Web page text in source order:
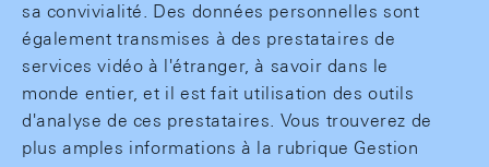
sa convivialité. Des données personnelles sont
également transmises à des prestataires de
services vidéo à l'étranger, à savoir dans le
monde entier, et il est fait utilisation des outils
d'analyse de ces prestataires. Vous trouverez de
plus amples informations à la rubrique Gestion